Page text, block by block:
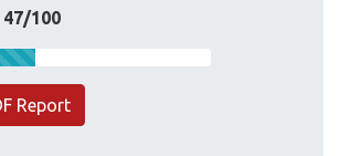
100
Report